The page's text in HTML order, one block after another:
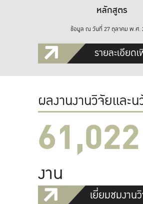
หลักสูตร
ข้อมูล ณ วันที่ 27 ตุลาคม พ.ศ.
รายละเอียด
ผลงานงานวิจัยและ
61,022
งาน
เยี่ยมชมงาน